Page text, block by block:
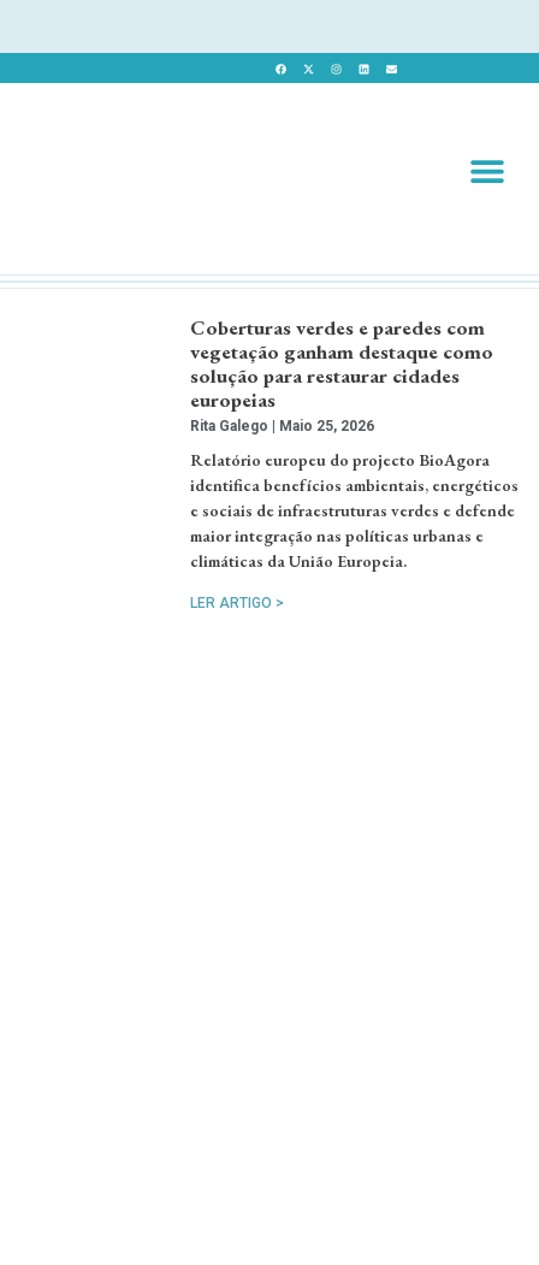
Coberturas verdes e paredes com
vegetação ganham destaque como
solução para restaurar cidades
europeias
Rita Galego Maio 25, 2026
Relatório europeu do projecto BioAgora
identifica benefícios ambientais, energéticos
e sociais de infraestruturas verdes e defende
maior integração nas políticas urbanas e
climáticas da União Europeia.
LER ARTIGO >